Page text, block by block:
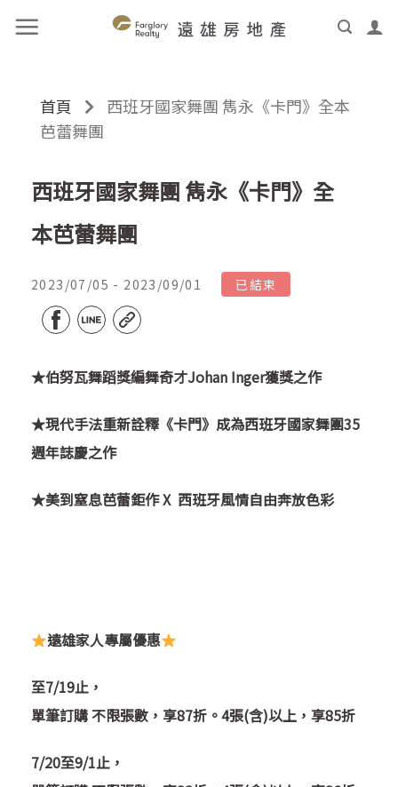
首頁
西班牙國家舞團 雋永《卡門》全本
芭蕾舞團
西班牙國家舞團 雋永《卡門》全
本芭蕾舞團
2023/07/05 - 2023/09/01 已結束
★伯努瓦舞蹈獎編舞奇才Johan Inger獲獎之作
★現代手法重新詮釋《卡門》成為西班牙國家舞團35
週年誌慶之作
★美到窒息芭蕾鉅作 X 西班牙風情自由奔放色彩
遠雄家人專屬優惠
至7/19止，
單筆訂購 不限張數，享87折。4張(含)以上，享85折
7/20至9/1止，